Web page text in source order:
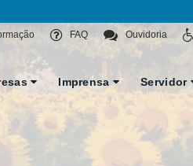
Ouvidoria
FAQ
Imprensa Servidor